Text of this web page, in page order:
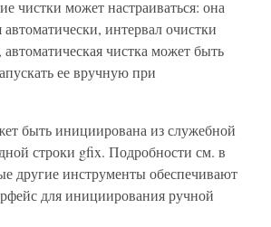
чистки может настраиваться: она
автоматически, интервал очистки
чистка может быть
ее вручную при
быть инициирована из служебной
строки gfix. Подробности см. в
другие инструменты обеспечивают
для инициирования ручной